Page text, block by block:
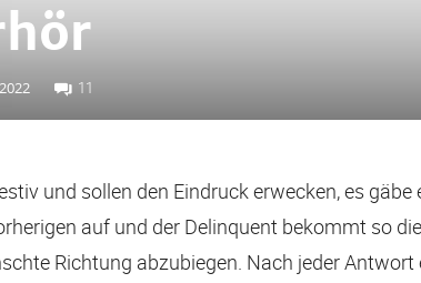
11
und sollen den Eindruck erwecken, es gäbe
auf und der Delinquent bekommt so
Richtung abzubiegen. Nach jeder